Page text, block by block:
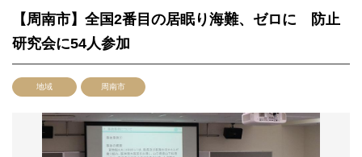
【周南市】全国2番目の居眠り海難、ゼロに 防止
研究会に54人参加
地域 周南市